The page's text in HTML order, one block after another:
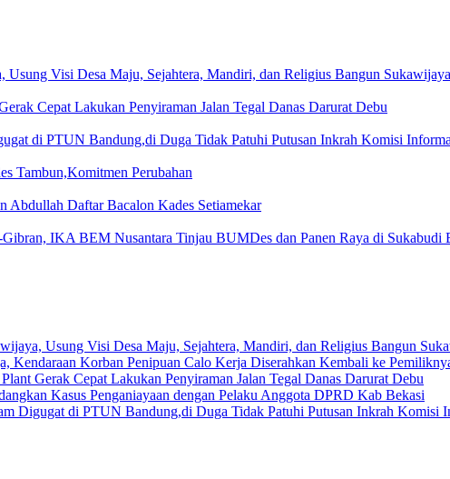
Usung Visi Desa Maju, Sejahtera, Mandiri, dan Religius Bangun
Cepat Lakukan Penyiraman Jalan Tegal Danas Darurat Debu
di PTUN Bandung,di Duga Tidak Patuhi Putusan Inkrah Komisi
Tambun,Komitmen Perubahan
Abdullah Daftar Bacalon Kades Setiamekar
IKA BEM Nusantara Tinjau BUMDes dan Panen Raya di Sukabudi
Usung Visi Desa Maju, Sejahtera, Mandiri, dan Religius Bangun
Kendaraan Korban Penipuan Calo Kerja Diserahkan Kembali ke
Gerak Cepat Lakukan Penyiraman Jalan Tegal Danas Darurat Debu
Kasus Penganiayaan dengan Pelaku Anggota DPRD Kab Bekasi
Digugat di PTUN Bandung,di Duga Tidak Patuhi Putusan Inkrah Komisi